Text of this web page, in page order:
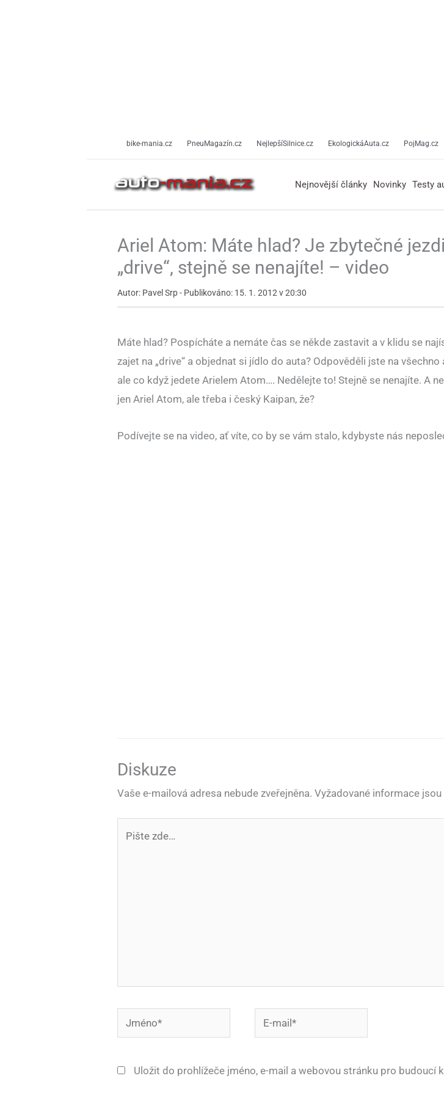
bike-mania.cz PneuMagazín.cz NejlepšíSilnice.cz EkologickáAuta.cz PojMag.cz
Nejnovější články Novinky Testy
Ariel Atom: Máte hlad? Je zbytečné
„drive“, stejně se nenajíte! – video
Autor: Pavel Srp - Publikováno: 15. 1. 2012 v 20:30
Máte hlad? Pospícháte a nemáte čas se někde zastavit a v klidu se
zajet na „drive“ a objednat si jídlo do auta? Odpověděli jste na všechno
ale co když jedete Arielem Atom…. Nedělejte to! Stejně se nenajíte. A
jen Ariel Atom, ale třeba i český Kaipan, že?
Podívejte se na video, ať víte, co by se vám stalo, kdybyste nás
Diskuze
Vaše e-mailová adresa nebude zveřejněna. Vyžadované informace jsou
Jméno*
mail*
Uložit do prohlížeče jméno, e-mail a webovou stránku pro budoucí